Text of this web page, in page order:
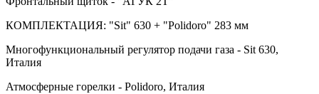
КОМПЛЕКТАЦИЯ: "Sit" 630 + "Polidoro" 283 мм
Многофункциональный регулятор подачи газа - Sit 630,
Италия
Атмосферные горелки - Polidoro, Италия